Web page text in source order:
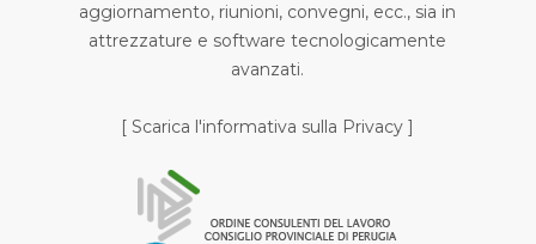
aggiornamento, riunioni, convegni, ecc., sia in
attrezzature e software tecnologicamente
avanzati.
[Scarica l'informativa sulla Privacy ]